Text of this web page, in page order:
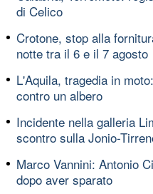
di Celico
Crotone, stop alla
notte tra il 6 e il 7 agosto
L'Aquila, tragedia in
contro un albero
Incidente nella galleria
scontro sulla Jonio-
Marco Vannini: Antonio
dopo aver sparato